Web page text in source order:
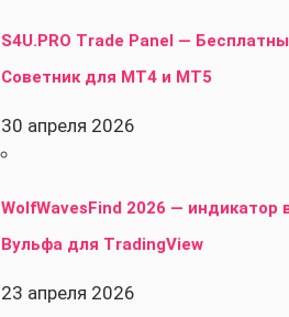
S4U.PRO Trade Panel —
Советник для MT4 и MT5
30 апреля 2026
WolfWavesFind 2026 — индикатор
Вульфа для TradingView
23 апреля 2026